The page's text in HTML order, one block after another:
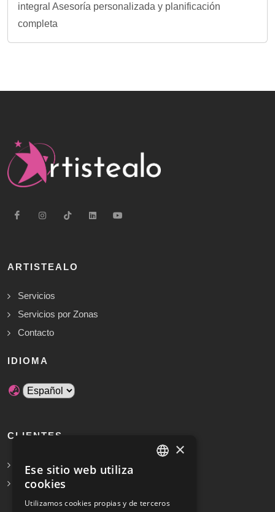
integral Asesoría personalizada y planificación
completa
ARTISTEALO
Servicios
Servicios por Zonas
Contacto
IDIOMA
CLIENTES
Solicita Presupuesto Gratis
Preguntas frecuentes
×
Ese sitio web utiliza
cookies
Utilizamos cookies propias y de terceros